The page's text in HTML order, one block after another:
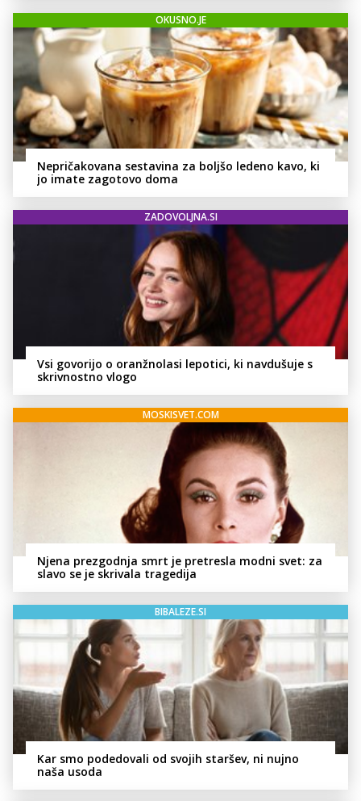
OKUSNO.JE
Nepričakovana sestavina za boljšo ledeno kavo, ki
jo imate zagotovo doma
ZADOVOLJNA.SI
Vsi govorijo o oranžnolasi lepotici, ki navdušuje s
skrivnostno vlogo
MOSKISVET.COM
Njena prezgodnja smrt je pretresla modni svet: za
slavo se je skrivala tragedija
BIBALEZE.SI
Kar smo podedovali od svojih staršev, ni nujno
naša usoda